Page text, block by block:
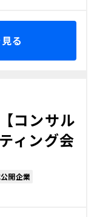
る
コンサル
ィング会
開企業